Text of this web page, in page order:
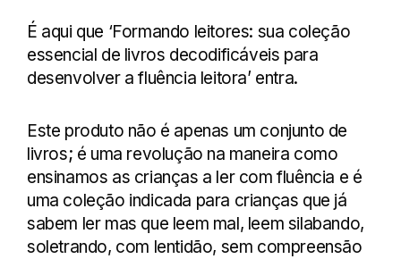
É aqui que ‘Formando leitores: sua coleção
essencial de livros decodificáveis para
desenvolver a fluência leitora’ entra.
Este produto não é apenas um conjunto de
livros; é uma revolução na maneira como
ensinamos as crianças a ler com fluência e é
uma coleção indicada para crianças que já
sabem ler mas que leem mal, leem silabando,
soletrando, com lentidão, sem compreensão